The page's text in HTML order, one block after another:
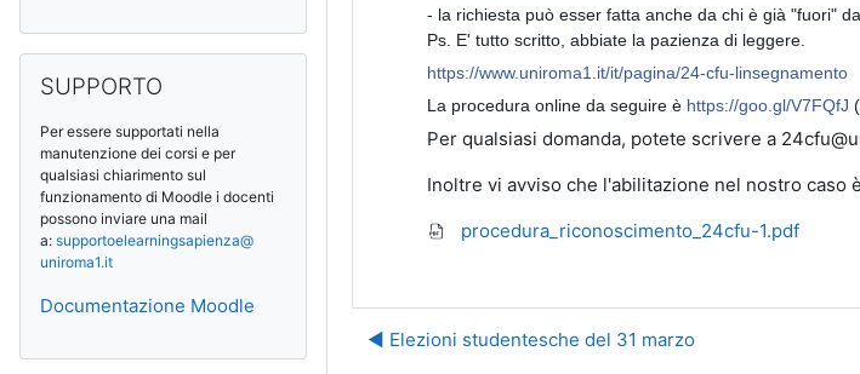
- la richiesta può esser fatta anche da chi è già "fuori"
Ps. E' tutto scritto, abbiate la pazienza di leggere.
https://www.uniroma1.it/it/pagina/24-cfu-linsegnamento
La procedura online da seguire è https://goo.gl/V7FQfJ
Per qualsiasi domanda, potete scrivere a
Inoltre vi avviso che l'abilitazione nel nostro caso
procedura_riconoscimento_24cfu-1.pdf
◀︎ Elezioni studentesche del 31 marzo
SUPPORTO
Per essere supportati nella
manutenzione dei corsi e per
qualsiasi chiarimento sul
funzionamento di Moodle i docenti
possono inviare una mail
a: supportoelearningsapienza@
uniroma1.it
Documentazione Moodle